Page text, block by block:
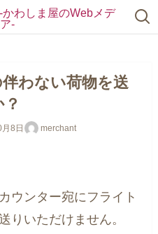
わない荷物を送
8日 merchant
ウンター宛にフライト
りいただけません。